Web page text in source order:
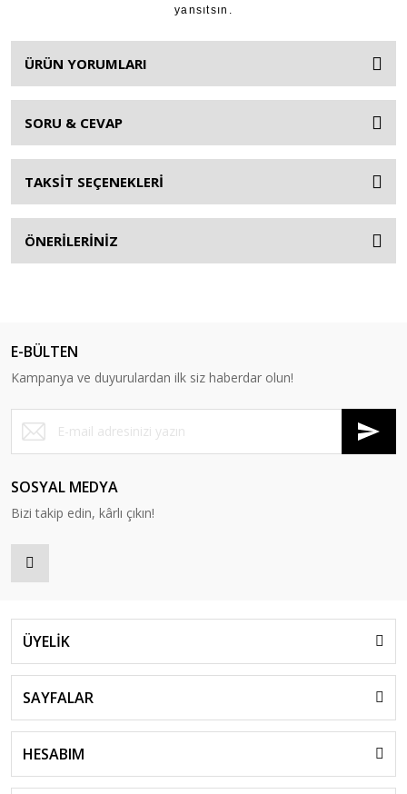
yansıtsın.
ÜRÜN YORUMLARI
SORU & CEVAP
TAKSİT SEÇENEKLERİ
ÖNERİLERİNİZ
E-BÜLTEN
Kampanya ve duyurulardan ilk siz haberdar olun!
SOSYAL MEDYA
Bizi takip edin, kârlı çıkın!
ÜYELİK
SAYFALAR
HESABIM